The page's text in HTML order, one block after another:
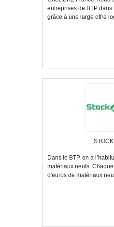
entreprises de BTP
grâce à une large offre
Dans le BTP, on a
matériaux neufs.
d'euros de matériaux